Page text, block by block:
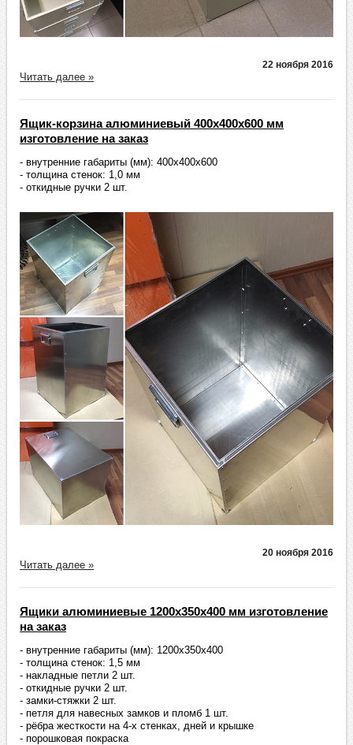
22 ноября 2016
Читать далее »
Ящик-корзина алюминиевый 400х400х600 мм
изготовление на заказ
- внутренние габариты (мм): 400х400х600
- толщина стенок: 1,0 мм
- откидные ручки 2 шт.
20 ноября 2016
Читать далее »
Ящики алюминиевые 1200х350х400 мм изготовление
на заказ
- внутренние габариты (мм): 1200х350х400
- толщина стенок: 1,5 мм
- накладные петли 2 шт.
- откидные ручки 2 шт.
- замки-стяжки 2 шт.
- петля для навесных замков и пломб 1 шт.
- рёбра жесткости на 4-х стенках, дней и крышке
- порошковая покраска